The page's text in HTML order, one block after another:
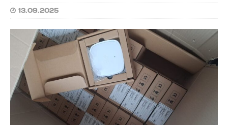
13.09.2025